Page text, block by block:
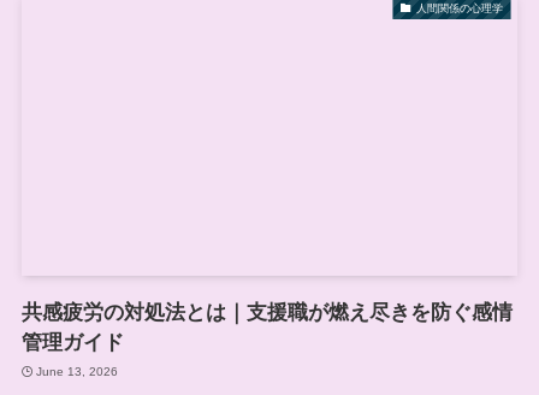
人間関係の心理学
共感疲労の対処法とは｜支援職が燃え尽きを防ぐ感情
管理ガイド
June 13, 2026